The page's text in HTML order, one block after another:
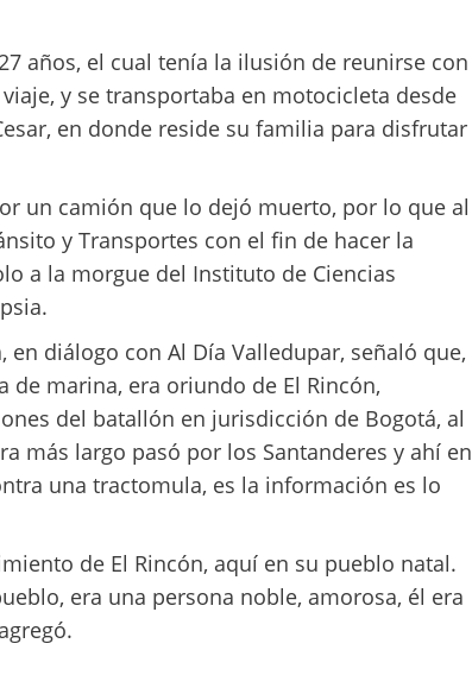
años, el cual tenía la ilusión de reunirse con
y se transportaba en motocicleta desde
en donde reside su familia para disfrutar
un camión que lo dejó muerto, por lo que al
y Transportes con el fin de hacer la
a la morgue del Instituto de Ciencias
en diálogo con Al Día Valledupar, señaló que,
marina, era oriundo de El Rincón,
del batallón en jurisdicción de Bogotá, al
más largo pasó por los Santanderes y ahí en
una tractomula, es la información es lo
de El Rincón, aquí en su pueblo natal.
era una persona noble, amorosa, él era